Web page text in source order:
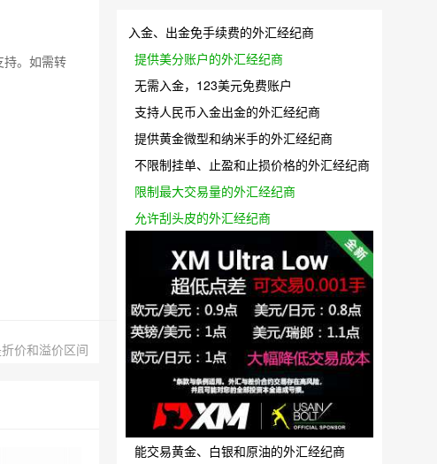
持。如需转
价和溢价区间
入金、出金免手续费的外汇经纪商
提供美分账户的外汇经纪商
无需入金，123美元免费账户
支持人民币入金出金的外汇经纪商
提供黄金微型和纳米手的外汇经纪商
不限制挂单、止盈和止损价格的外汇经纪商
限制最大交易量的外汇经纪商
允许刮头皮的外汇经纪商
能交易黄金、白银和原油的外汇经纪商